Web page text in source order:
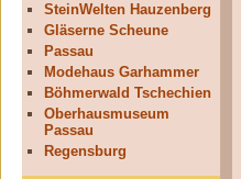
SteinWelten Hauzenberg
Gläserne Scheune
Passau
Modehaus Garhammer
Böhmerwald Tschechien
Oberhausmuseum
Passau
Regensburg